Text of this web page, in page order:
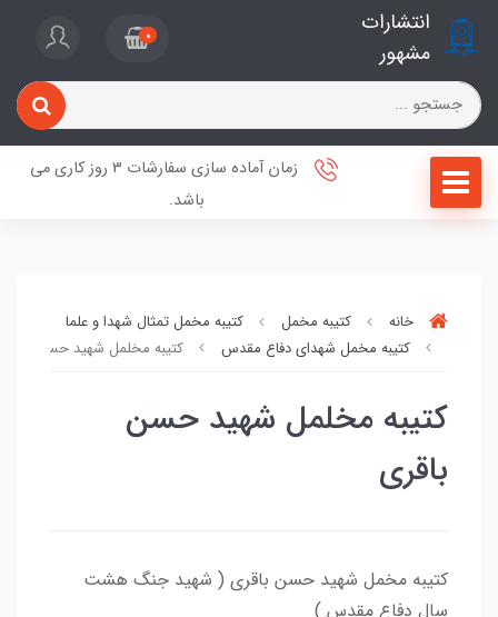
انتشارات
مشهور
0
زمان آماده سازی سفارشات 3 روز کاری می
باشد.
خانه کتیبه مخمل
کتیبه مخمل تمثال شهدا و علما
کتیبه مخمل شهدای دفاع مقدس
کتیبه مخلمل شهید حسن باقری
کتیبه مخلمل شهید حسن
باقری
کتیبه مخمل شهید حسن باقری ( شهید جنگ هشت
سال دفاع مقدس )